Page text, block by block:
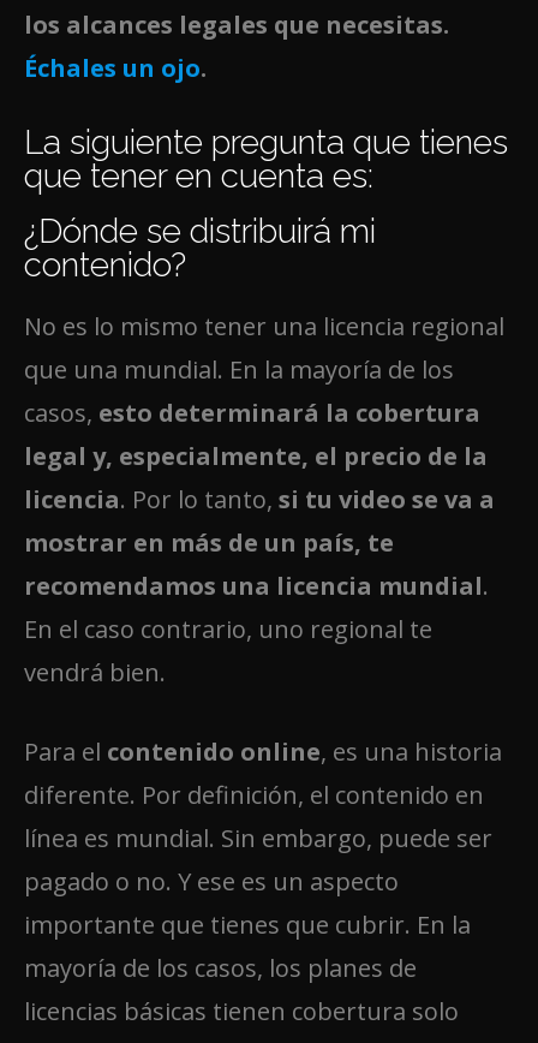
los alcances legales que necesitas.
Échales un ojo.
La siguiente pregunta que tienes
que tener en cuenta es:
¿Dónde se distribuirá mi
contenido?
No es lo mismo tener una licencia regional
que una mundial. En la mayoría de los
casos, esto determinará la cobertura
legal y, especialmente, el precio de la
licencia. Por lo tanto, si tu video se va a
mostrar en más de un país, te
recomendamos una licencia mundial.
En el caso contrario, uno regional te
vendrá bien.
Para el contenido online, es una historia
diferente. Por definición, el contenido en
línea es mundial. Sin embargo, puede ser
pagado o no. Y ese es un aspecto
importante que tienes que cubrir. En la
mayoría de los casos, los planes de
licencias básicas tienen cobertura solo